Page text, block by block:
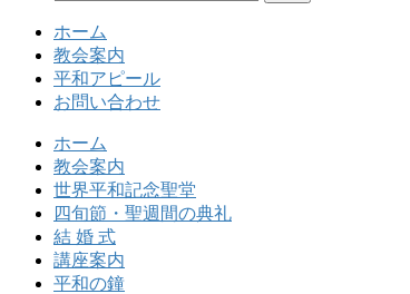
ホーム
教会案内
平和アピール
お問い合わせ
ホーム
教会案内
世界平和記念聖堂
四旬節・聖週間の典礼
結 婚 式
講座案内
平和の鐘